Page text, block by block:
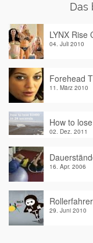
Das
LYNX Rise
04. Juli 2010
Forehead
11. März 2010
How to
02. Dez. 2011
16. Apr. 2006
29. Juni 2010